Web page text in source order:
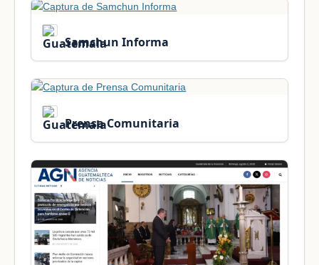
Samchun Informa
Prensa Comunitaria